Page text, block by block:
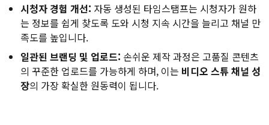
시청자 경험 개선: 자동 생성된 타임스탬프는 시청자가 원하
는 정보를 쉽게 찾도록 도와 시청 지속 시간을 늘리고 채널 만
족도를 높입니다.
일관된 브랜딩 및 업로드: 손쉬운 제작 과정은 고품질 콘텐츠
의 꾸준한 업로드를 가능하게 하며, 이는 비디오 스튜 채널 성
장의 가장 확실한 원동력이 됩니다.